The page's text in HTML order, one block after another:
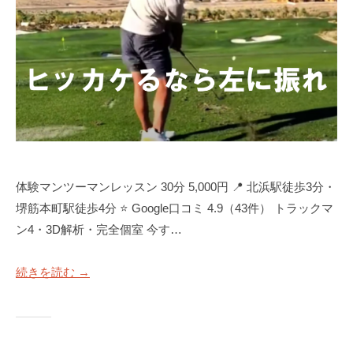
体験マンツーマンレッスン 30分 5,000円 📍 北浜駅徒歩3分・
堺筋本町駅徒歩4分 ⭐ Google口コミ 4.9（43件） トラックマ
ン4・3D解析・完全個室 今す…
続きを読む →